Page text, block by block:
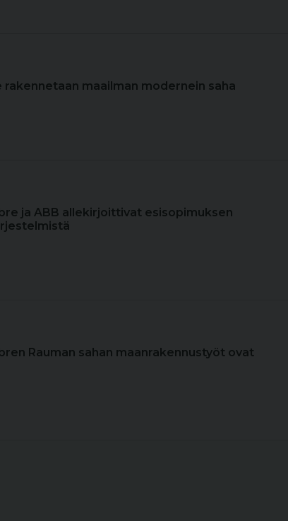
rakennetaan maailman modernein saha
ja ABB allekirjoittivat esisopimuksen
Rauman sahan maanrakennustyöt ovat